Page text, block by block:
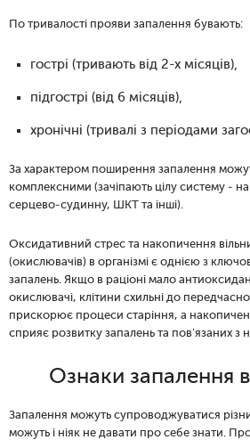
По тривалості прояви запалення бувають:
гострі (тривають від 2-х місяців),
підгострі (від 6 місяців),
хронічні (тривалі з періодами
За характером поширення запалення
комплексними (зачіпають цілу систему -
серцево-судинну, ШКТ та інші).
Оксидативний стрес та накопичення
(окислювачів) в організмі є однією з
запалень. Якщо в раціоні мало
окислювачі, клітини схильні до
прискорює процеси старіння, а
сприяє розвитку запалень та пов'язаних з
Ознаки запалення в
Запалення можуть супроводжуватися
можуть і ніяк не давати про себе знати.